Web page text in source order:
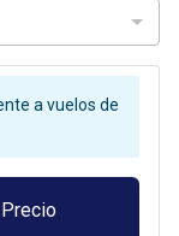
a vuelos de
Precio